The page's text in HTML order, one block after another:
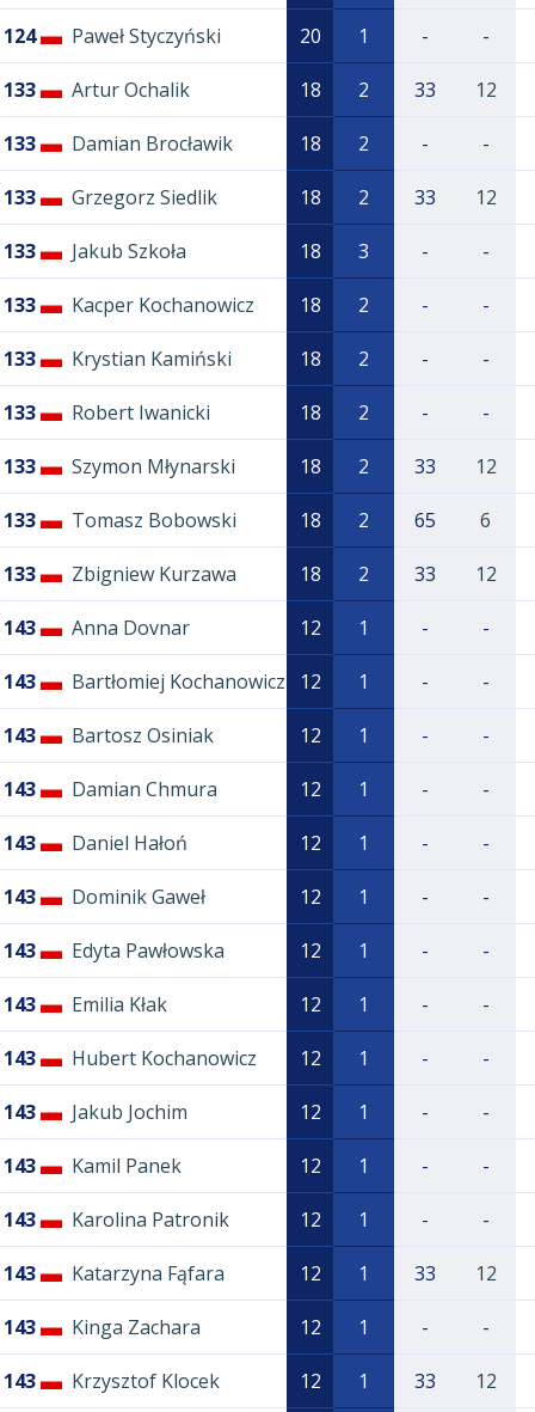
124 Paweł Styczyński 20 1 - -
133 Artur Ochalik 18 2 33 12
133 Damian Brocławik 18 2 - -
133 Grzegorz Siedlik 18 2 33 12
133 Jakub Szkoła 18 3 - -
133 Kacper Kochanowicz 18 2 - -
133 Krystian Kamiński 18 2 - -
133 Robert Iwanicki 18 2 - -
133 Szymon Młynarski 18 2 33 12
133 Tomasz Bobowski 18 2 65 6
133 Zbigniew Kurzawa 18 2 33 12
143 Anna Dovnar 12 1 - -
143 Bartłomiej Kochanowicz 12 1 - -
143 Bartosz Osiniak 12 1 - -
143 Damian Chmura 12 1 - -
143 Daniel Hałoń 12 1 - -
143 Dominik Gaweł 12 1 - -
143 Edyta Pawłowska 12 1 - -
143 Emilia Kłak 12 1 - -
143 Hubert Kochanowicz 12 1 - -
143 Jakub Jochim 12 1 - -
143 Kamil Panek 12 1 - -
143 Karolina Patronik 12 1 - -
143 Katarzyna Fąfara 12 1 33 12
143 Kinga Zachara 12 1 - -
143 Krzysztof Klocek 12 1 33 12